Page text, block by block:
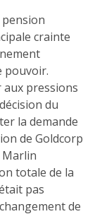
crainte
pouvoir.
aux pressions
du
la demande
de Goldcorp
Marlin
totale de la
pas
de